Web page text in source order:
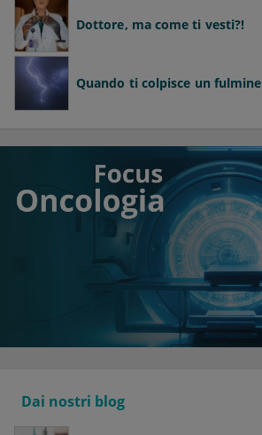
Dottore, ma come ti vesti?!
Quando ti colpisce un fulmine
Dai nostri blog